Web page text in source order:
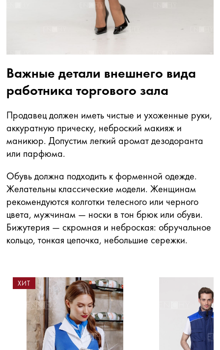
Важные детали внешнего вида
работника торгового зала
Продавец должен иметь чистые и ухоженные руки,
аккуратную прическу, неброский макияж и
маникюр. Допустим легкий аромат дезодоранта
или парфюма.
Обувь должна подходить к форменной одежде.
Желательны классические модели. Женщинам
рекомендуются колготки телесного или черного
цвета, мужчинам — носки в тон брюк или обуви.
Бижутерия — скромная и неброская: обручальное
кольцо, тонкая цепочка, небольшие сережки.
ХИТ